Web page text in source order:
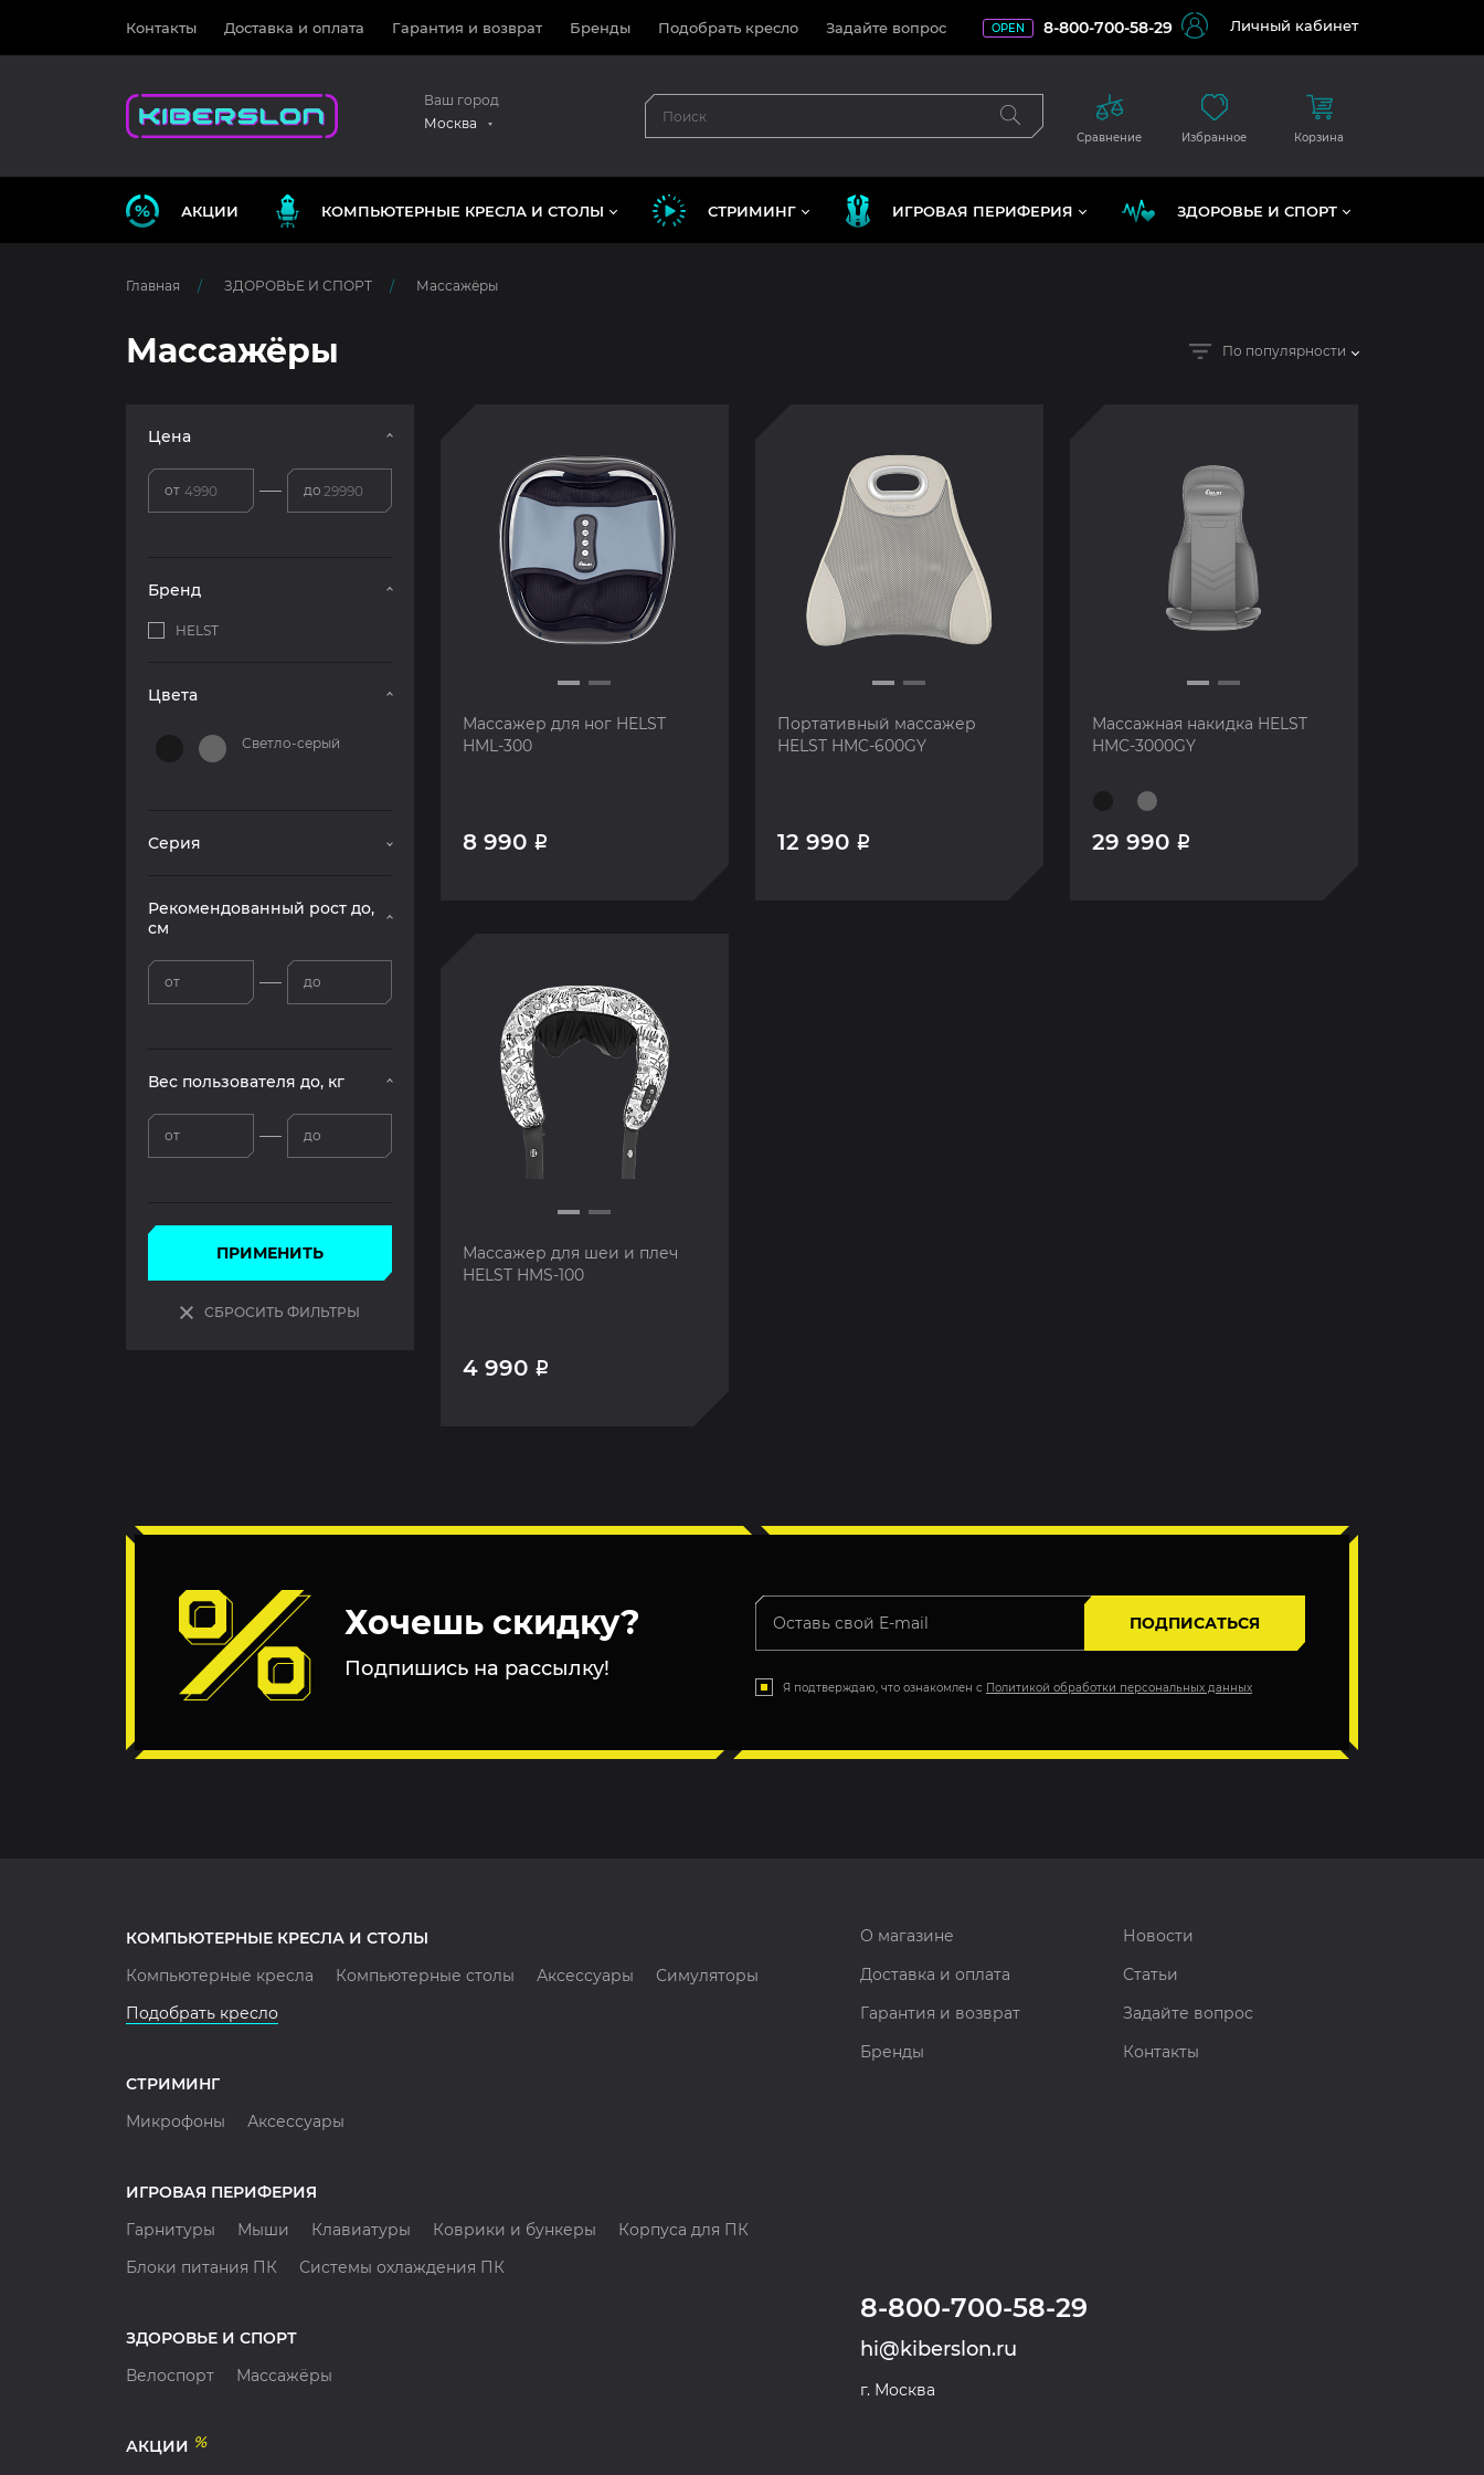
Контакты Доставка и оплата Гарантия и возврат Бренды Подобрать кресло Задайте вопрос OPEN 8-800-700-58-29 Личный кабинет
Ваш город
Москва
Сравнение Избранное Корзина
АКЦИИ КОМПЬЮТЕРНЫЕ КРЕСЛА И СТОЛЫ СТРИМИНГ ИГРОВАЯ ПЕРИФЕРИЯ ЗДОРОВЬЕ И СПОРТ
Главная ЗДОРОВЬЕ И СПОРТ Массажёры
Массажёры По популярности
Цена
от до
Бренд
HELST
Цвета
Светло-серый
Серия
Рекомендованный рост до,
см
от до
Вес пользователя до, кг
от до
ПРИМЕНИТЬ
СБРОСИТЬ ФИЛЬТРЫ
Массажер для ног HELST
HML-300
8 990 Р
Портативный массажер
HELST HMC-600GY
12 990 Р
Массажная накидка HELST
HMC-3000GY
29 990 Р
Массажер для шеи и плеч
HELST HMS-100
4 990 Р
Хочешь скидку?
Подпишись на рассылку!
ПОДПИСАТЬСЯ
Я подтверждаю, что ознакомлен с Политикой обработки персональных данных
КОМПЬЮТЕРНЫЕ КРЕСЛА И СТОЛЫ
Компьютерные кресла
Компьютерные столы Аксессуары
Симуляторы
Подобрать кресло
СТРИМИНГ
Микрофоны
Аксессуары
ИГРОВАЯ ПЕРИФЕРИЯ
Гарнитуры
Мыши Клавиатуры Коврики и бункеры
Корпуса для ПК
Блоки питания ПК
Системы охлаждения ПК
ЗДОРОВЬЕ И СПОРТ
Велоспорт
Массажёры
АКЦИИ %
О магазине
Новости
Доставка и оплата
Статьи
Гарантия и возврат
Задайте вопрос
Бренды
Контакты
8-800-700-58-29
hi@kiberslon.ru
г. Москва